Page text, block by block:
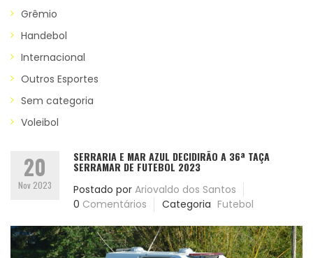
Grêmio
Handebol
Internacional
Outros Esportes
Sem categoria
Voleibol
20
Nov 2023
SERRARIA E MAR AZUL DECIDIRÃO A 36ª TAÇA
SERRAMAR DE FUTEBOL 2023
Postado por Ariovaldo dos Santos
0 Comentários Categoria Futebol